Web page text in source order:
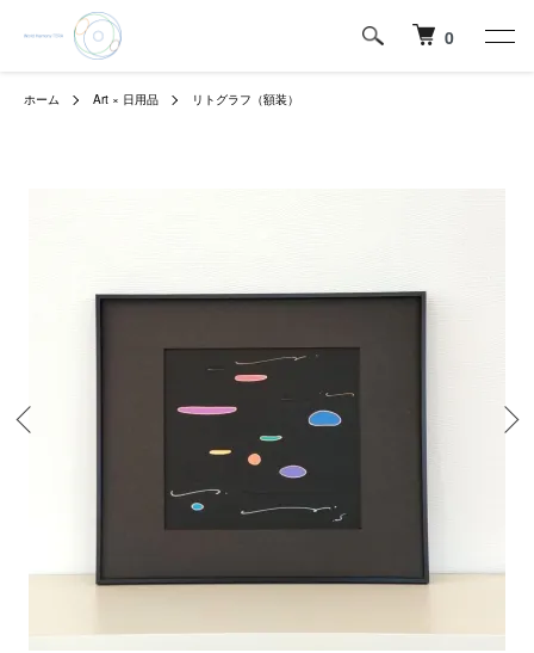
0
ホーム Art × 日用品 リトグラフ（額装）